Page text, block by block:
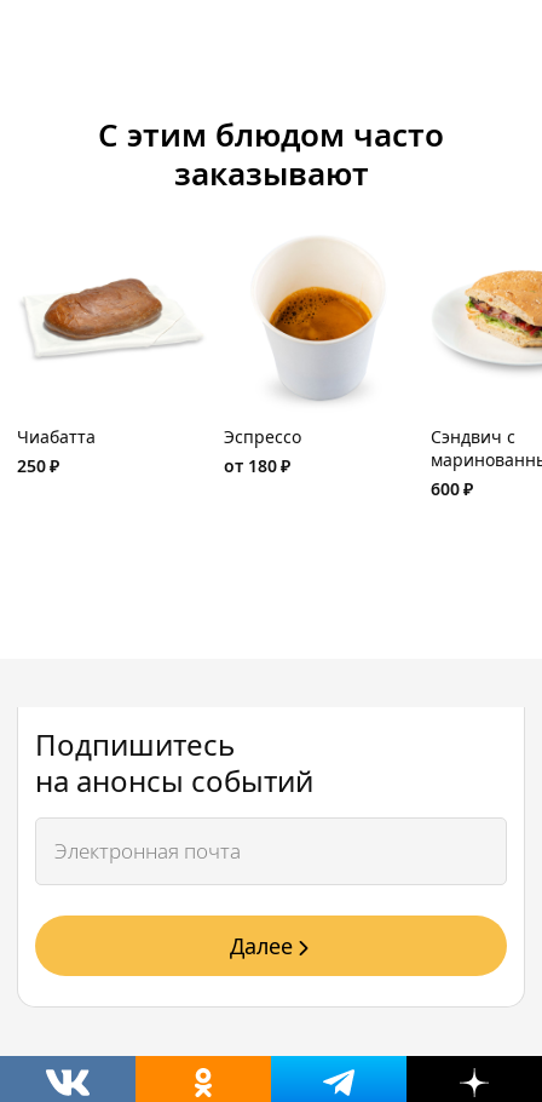
С этим блюдом часто
заказывают
Чиабатта
250₽
Эспрессо
от 180₽
Сэндвич с
ростбифом и
600₽
Подпишитесь
на анонсы событий
Далее